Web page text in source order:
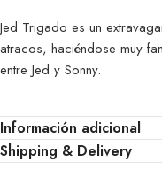
Jed Trigado es un
atracos, haciéndose muy
entre Jed y Sonny.
Información adicional
Shipping & Delivery